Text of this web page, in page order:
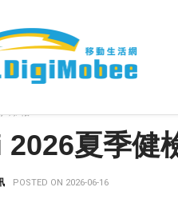
爆報
夏季健
POSTED ON 2026-06-16